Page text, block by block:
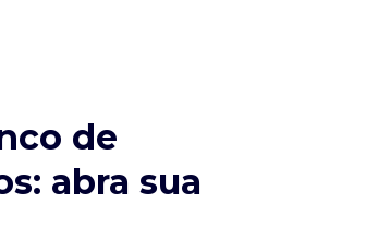
de
abra sua